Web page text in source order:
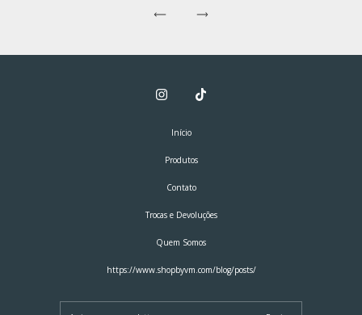
Início
Produtos
Contato
Trocas e Devoluções
Quem Somos
https://www.shopbyvm.com/blog/posts/